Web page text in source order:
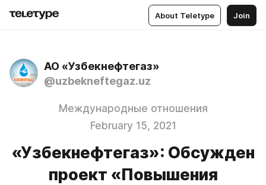
About Teletype Join
АО «Узбекнефтегаз»
@uzbekneftegaz.uz
Международные отношения
February 15, 2021
«Узбекнефтегаз»: Обсужден
проект «Повышения